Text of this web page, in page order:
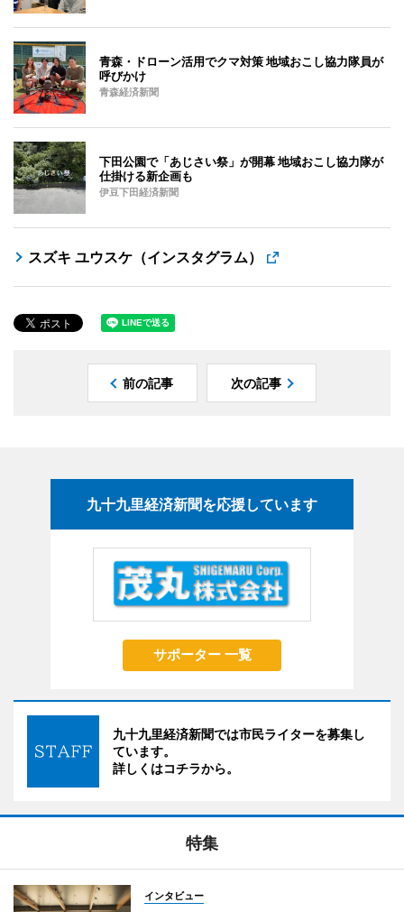
青森・ドローン活用でクマ対策 地域おこし協力隊員が
呼びかけ
青森経済新聞
下田公園で「あじさい祭」が開幕 地域おこし協力隊が
仕掛ける新企画も
伊豆下田経済新聞
スズキ ユウスケ（インスタグラム）
前の記事 次の記事
九十九里経済新聞を応援しています
サポーター 一覧
九十九里経済新聞では市民ライターを募集し
ています。
詳しくはコチラから。
特集
インタビュー